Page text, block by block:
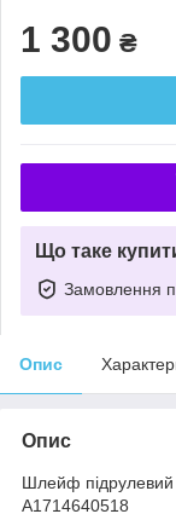
1 300 ₴
Що таке
Замовлення
Опис
Опис
Шлейф підрулевий
A1714640518